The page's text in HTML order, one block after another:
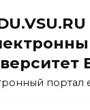
портал